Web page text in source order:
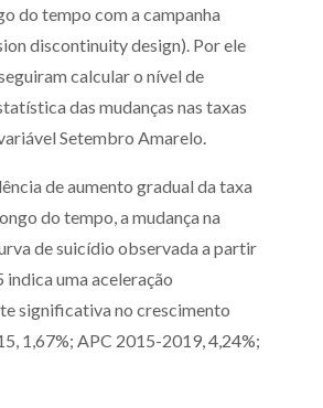
do tempo com a campanha
discontinuity design). Por ele
calcular o nível de
das mudanças nas taxas
Setembro Amarelo.
de aumento gradual da taxa
do tempo, a mudança na
de suicídio observada a partir
indica uma aceleração
significativa no crescimento
1,67%; APC 2015-2019, 4,24%;